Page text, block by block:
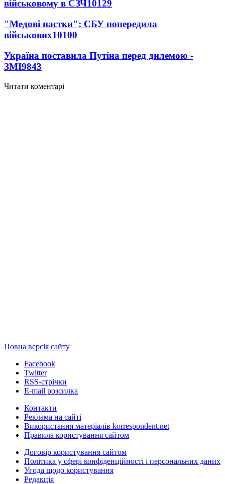
військовому в СЗЧ10129
"Медові пастки": СБУ попередила
військових10100
Україна поставила Путіна перед дилемою -
ЗМІ9843
Читати коментарі
Повна версія сайту
Facebook
Twitter
RSS-стрічки
E-mail розсилка
Контакти
Реклама на сайті
Використання матеріалів korrespondent.net
Правила користування сайтом
Договір користування сайтом
Політика у сфері конфіденційності і персональних даних
Угода щодо користування
Редакція